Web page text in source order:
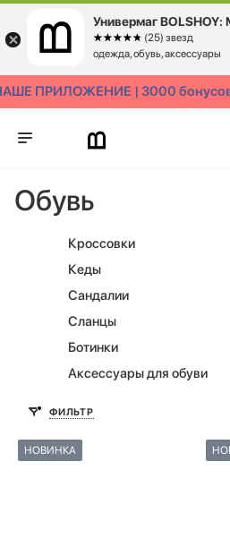
ПРИЛОЖЕНИЕ | 3000 бонусов в
Обувь
Кроссовки
Кеды
Сандалии
Сланцы
Ботинки
Аксессуары для обуви
ФИЛЬТР
НОВИНКА
Универмаг BOLSHOY:
☆☆☆☆☆
★★★★★ (25) звезд
одежда, обувь, аксессуары